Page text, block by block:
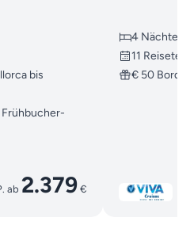
bis
Frühbucher-
ab 2.379€
4 Nächte
11
€ 50